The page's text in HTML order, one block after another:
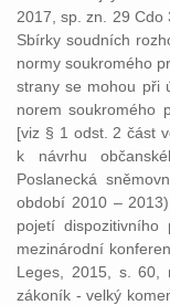
2017, sp. zn. 29
Sbírky soudních
normy soukromého
strany se mohou při
norem soukromého
[viz § 1 odst. 2 část
k návrhu
Poslanecká
období 2010 –
pojetí
mezinárodní
Leges, 2015, s. 60,
zákoník - velký